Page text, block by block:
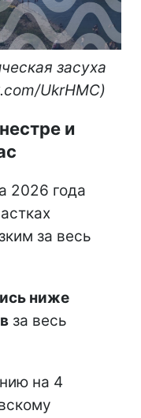
засуха
UkrHMC)
и
2026 года
за весь
ниже
за весь
на 4